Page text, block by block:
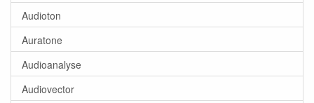
Audioton
Auratone
Audioanalyse
Audiovector